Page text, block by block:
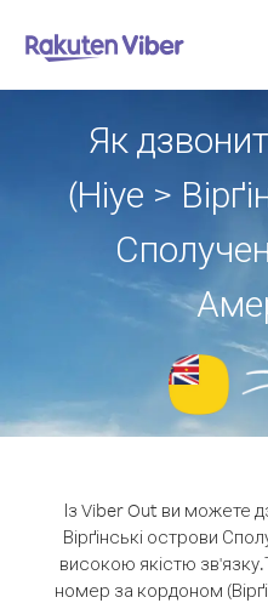
Як
(Ніуе >
Із Viber Out ви можете
Вірґінські острови
високою якістю зв'язку.
номер за кордоном